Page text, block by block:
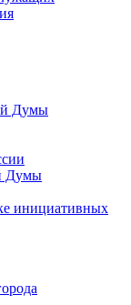
Думы
Думы
инициативных